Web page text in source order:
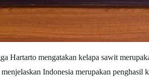
Hartarto mengatakan kelapa sawit
Indonesia merupakan